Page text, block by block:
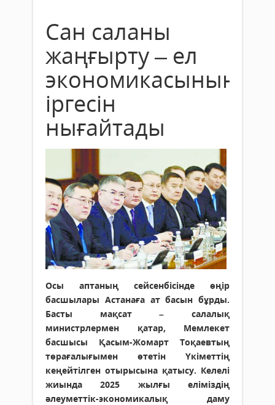
Сан саланы
жаңғырту – ел
экономикасының
іргесін
нығайтады
Осы аптаның сейсенбісінде өңір
басшылары Астанаға ат басын бұрды.
Басты мақсат – салалық
министрлермен қатар, Мемлекет
басшысы Қасым-Жомарт Тоқаевтың
төрағалығымен өтетін Үкіметтің
кеңейтілген отырысына қатысу. Келелі
жиында 2025 жылғы еліміздің
әлеуметтік-экономикалық даму